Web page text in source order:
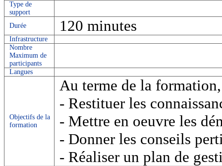
Type de
support
Durée
120 minutes
Infrastructure
Nombre
Maximum de
participants
Langues
Objectifs de la
formation
Au terme de la
- Restituer les
- Mettre en oeuvre les
- Donner les conseils
- Réaliser un plan de